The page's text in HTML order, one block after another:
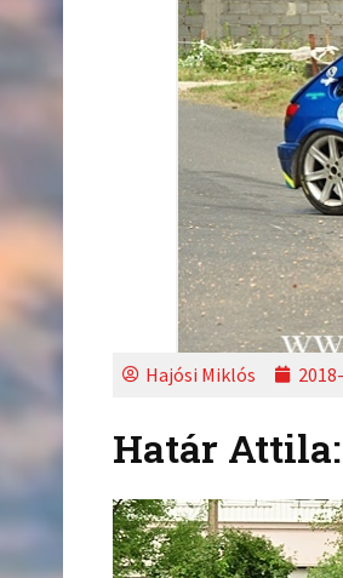
Hajósi Miklós
Határ